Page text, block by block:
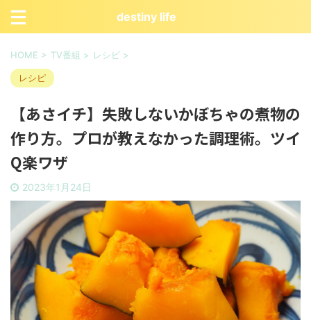
destiny life
HOME > TV番組 > レシピ >
レシピ
【あさイチ】失敗しないかぼちゃの煮物の
作り方。プロが教えなかった調理術。ツイ
Q楽ワザ
2023年1月24日